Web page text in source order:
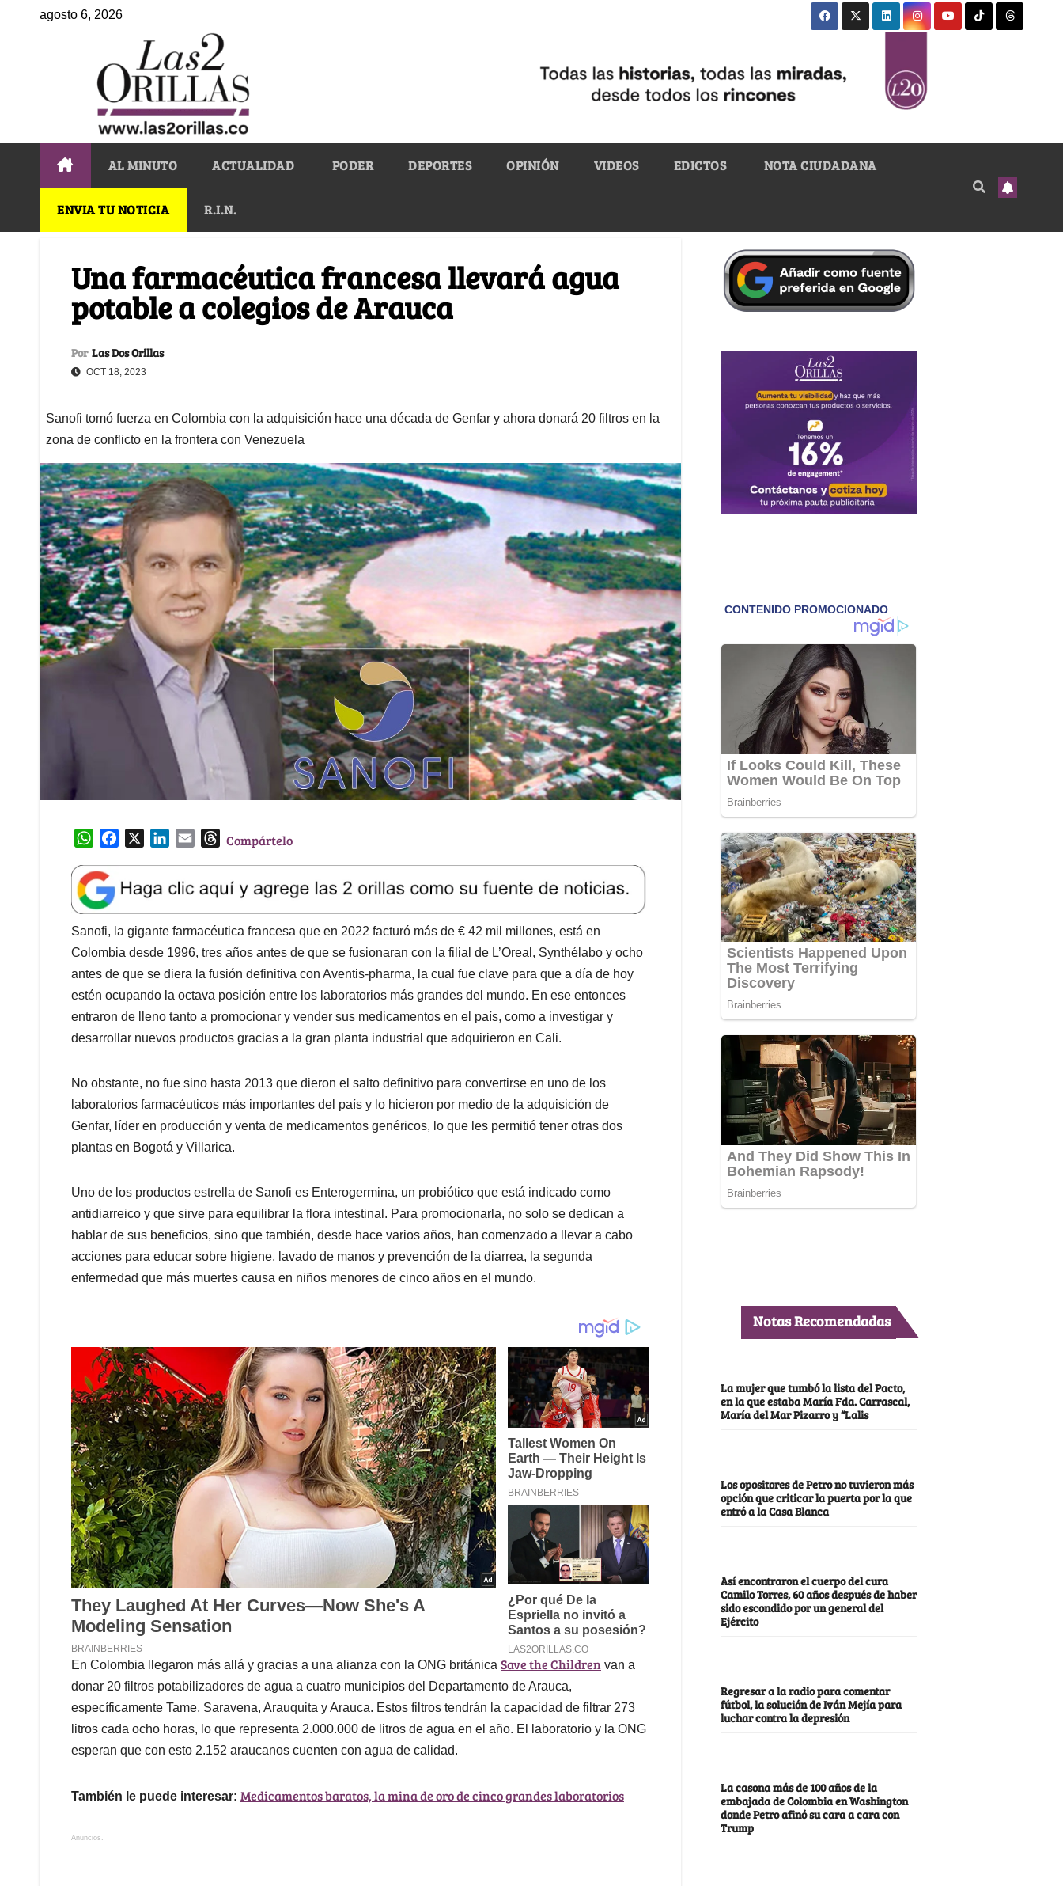
agosto 6, 2026
AL MINUTO ACTUALIDAD PODER DEPORTES OPINIÓN VIDEOS EDICTOS NOTA CIUDADANA
ENVIA TU NOTICIA R.I.N.
Una farmacéutica francesa llevará agua
potable a colegios de Arauca
Por Las Dos Orillas
OCT 18, 2023
Sanofi tomó fuerza en Colombia con la adquisición hace una década de Genfar y ahora donará 20 filtros en la
zona de conflicto en la frontera con Venezuela
W
a
t
s
A
p
p
e
b
o
o
k
k
e
d
I
n
l
T
e
a
d
s
Compártelo
Sanofi, la gigante farmacéutica francesa que en 2022 facturó más de € 42 mil millones, está en
Colombia desde 1996, tres años antes de que se fusionaran con la filial de L’Oreal, Synthélabo y ocho
antes de que se diera la fusión definitiva con Aventis-pharma, la cual fue clave para que a día de hoy
estén ocupando la octava posición entre los laboratorios más grandes del mundo. En ese entonces
entraron de lleno tanto a promocionar y vender sus medicamentos en el país, como a investigar y
desarrollar nuevos productos gracias a la gran planta industrial que adquirieron en Cali.
No obstante, no fue sino hasta 2013 que dieron el salto definitivo para convertirse en uno de los
laboratorios farmacéuticos más importantes del país y lo hicieron por medio de la adquisición de
Genfar, líder en producción y venta de medicamentos genéricos, lo que les permitió tener otras dos
plantas en Bogotá y Villarica.
Uno de los productos estrella de Sanofi es Enterogermina, un probiótico que está indicado como
antidiarreico y que sirve para equilibrar la flora intestinal. Para promocionarla, no solo se dedican a
hablar de sus beneficios, sino que también, desde hace varios años, han comenzado a llevar a cabo
acciones para educar sobre higiene, lavado de manos y prevención de la diarrea, la segunda
enfermedad que más muertes causa en niños menores de cinco años en el mundo.
En Colombia llegaron más allá y gracias a una alianza con la ONG británica Save the Children van a
donar 20 filtros potabilizadores de agua a cuatro municipios del Departamento de Arauca,
específicamente Tame, Saravena, Arauquita y Arauca. Estos filtros tendrán la capacidad de filtrar 273
litros cada ocho horas, lo que representa 2.000.000 de litros de agua en el año. El laboratorio y la ONG
esperan que con esto 2.152 araucanos cuenten con agua de calidad.
También le puede interesar: Medicamentos baratos, la mina de oro de cinco grandes laboratorios
Anuncios.
Notas Recomendadas
La mujer que tumbó la lista del Pacto,
en la que estaba María Fda. Carrascal,
María del Mar Pizarro y “Lalis
Los opositores de Petro no tuvieron más
opción que criticar la puerta por la que
entró a la Casa Blanca
Así encontraron el cuerpo del cura
Camilo Torres, 60 años después de haber
sido escondido por un general del
Ejército
Regresar a la radio para comentar
fútbol, la solución de Iván Mejía para
luchar contra la depresión
La casona más de 100 años de la
embajada de Colombia en Washington
donde Petro afinó su cara a cara con
Trump